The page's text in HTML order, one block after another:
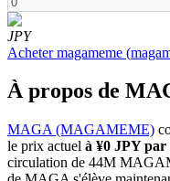
Futures COIN-M
JPY
Acheter magameme (
À propos de
MAGA (MAGAMEME)
le prix actuel à ¥0 JPY
circulation de 44M